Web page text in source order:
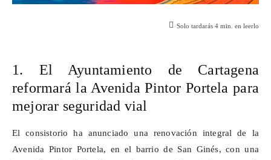
Solo tardarás 4 min. en leerlo
1. El Ayuntamiento de Cartagena
reformará la Avenida Pintor Portela para
mejorar seguridad vial
El consistorio ha anunciado una renovación integral de la
Avenida Pintor Portela, en el barrio de San Ginés, con una